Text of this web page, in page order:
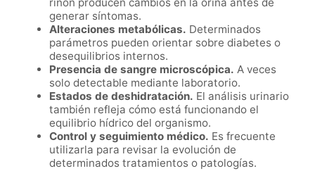
generar síntomas.
Alteraciones metabólicas. Determinados
parámetros pueden orientar sobre diabetes o
desequilibrios internos.
Presencia de sangre microscópica. A veces
solo detectable mediante laboratorio.
Estados de deshidratación. El análisis urinario
también refleja cómo está funcionando el
equilibrio hídrico del organismo.
Control y seguimiento médico. Es frecuente
utilizarla para revisar la evolución de
determinados tratamientos o patologías.